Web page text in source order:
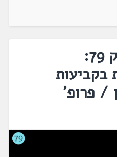
"קולולושה" פרק 79:
בקביעות
/ פרופ'